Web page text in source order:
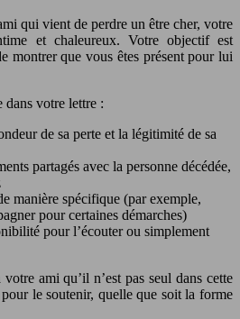
qui vient de perdre un être cher, votre
et chaleureux. Votre objectif est
montrer que vous êtes présent pour lui
dans votre lettre :
de sa perte et la légitimité de sa
partagés avec la personne décédée,
manière spécifique (par exemple,
pour certaines démarches)
pour l’écouter ou simplement
ami qu’il n’est pas seul dans cette
le soutenir, quelle que soit la forme